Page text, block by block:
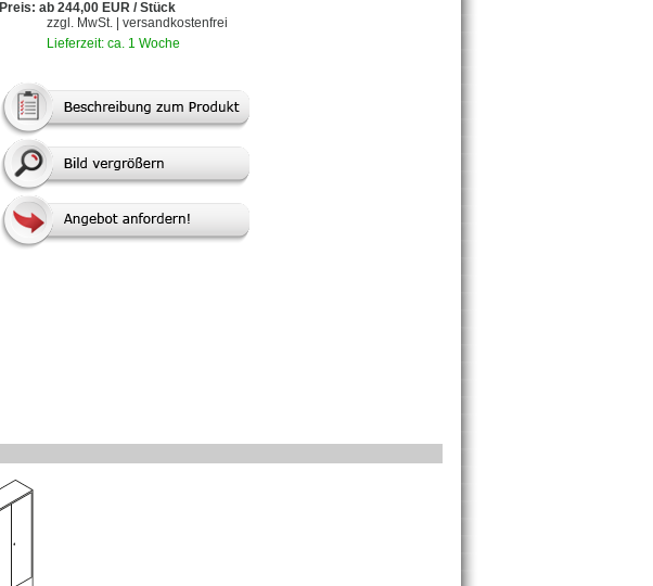
Preis: ab 244,00 EUR / Stück
zzgl. MwSt. | versandkostenfrei
Lieferzeit: ca. 1 Woche